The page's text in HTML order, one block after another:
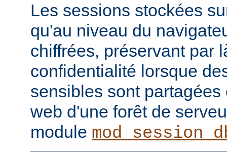
Les sessions stockées
qu'au niveau du
chiffrées, préservant par
confidentialité lorsque
sensibles sont
web d'une forêt de
module